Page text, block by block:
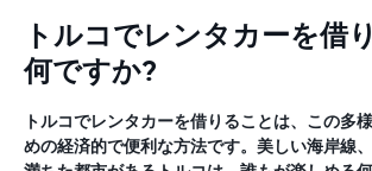
トルコでレンタカーを借
何ですか?
トルコでレンタカーを借りることは、この多
めの経済的で便利な方法です。美しい海岸線